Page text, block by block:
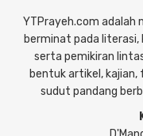
YTPrayeh.com adalah
berminat pada literasi,
serta pemikiran
bentuk artikel, kajian,
sudut pandang